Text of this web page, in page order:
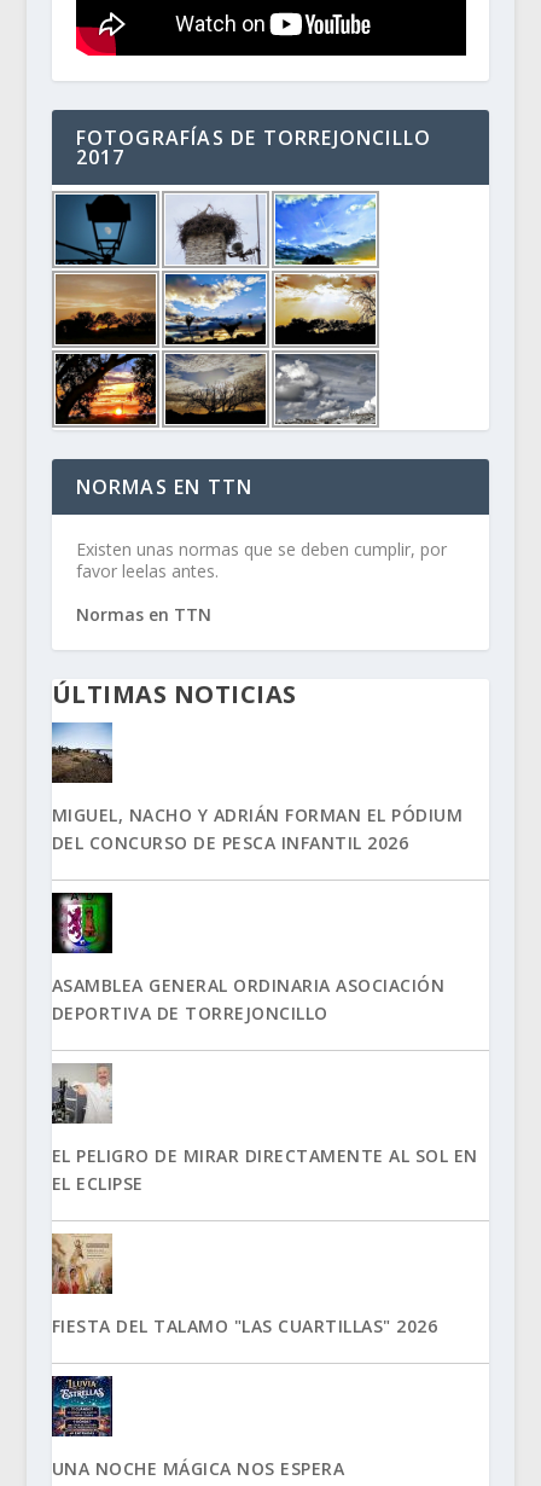
FOTOGRAFÍAS DE TORREJONCILLO
2017
NORMAS EN TTN
Existen unas normas que se deben cumplir, por
favor leelas antes.
Normas en TTN
ÚLTIMAS NOTICIAS
MIGUEL, NACHO Y ADRIÁN FORMAN EL PÓDIUM
DEL CONCURSO DE PESCA INFANTIL 2026
ASAMBLEA GENERAL ORDINARIA ASOCIACIÓN
DEPORTIVA DE TORREJONCILLO
EL PELIGRO DE MIRAR DIRECTAMENTE AL SOL EN
EL ECLIPSE
FIESTA DEL TALAMO "LAS CUARTILLAS" 2026
UNA NOCHE MÁGICA NOS ESPERA